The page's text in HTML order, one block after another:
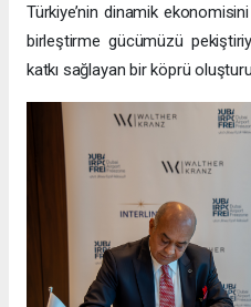
Türkiye’nin dinamik
birleştirme gücümüzü
katkı sağlayan bir köprü